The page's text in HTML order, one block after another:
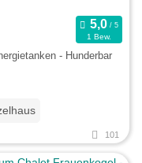
1 Bew.
- Hunderbar
101